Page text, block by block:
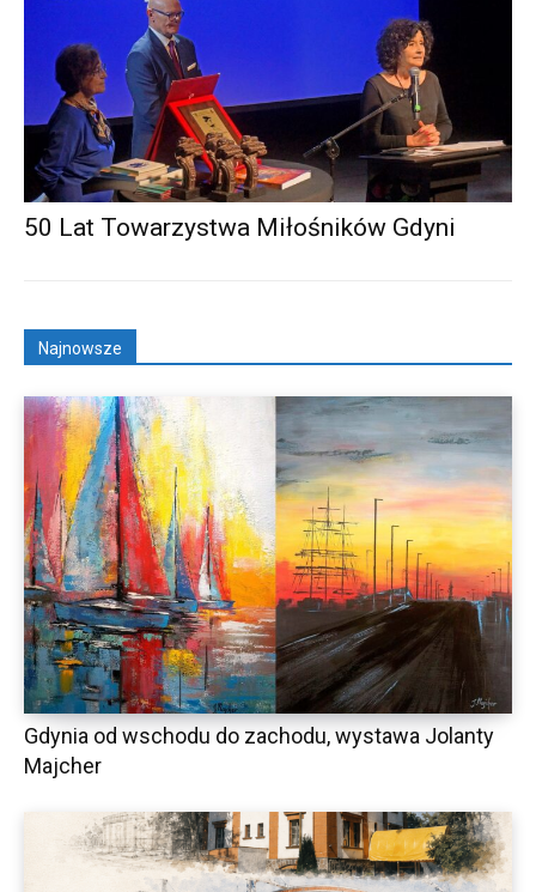
50 Lat Towarzystwa Miłośników Gdyni
Najnowsze
Gdynia od wschodu do zachodu, wystawa Jolanty
Majcher